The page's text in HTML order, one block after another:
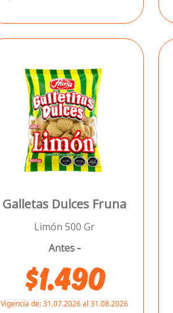
Galletas Dulces Fruna
Limón 500 Gr
Antes-
$1.490
Vigencia de:31.07.2026 al 31.08.2026